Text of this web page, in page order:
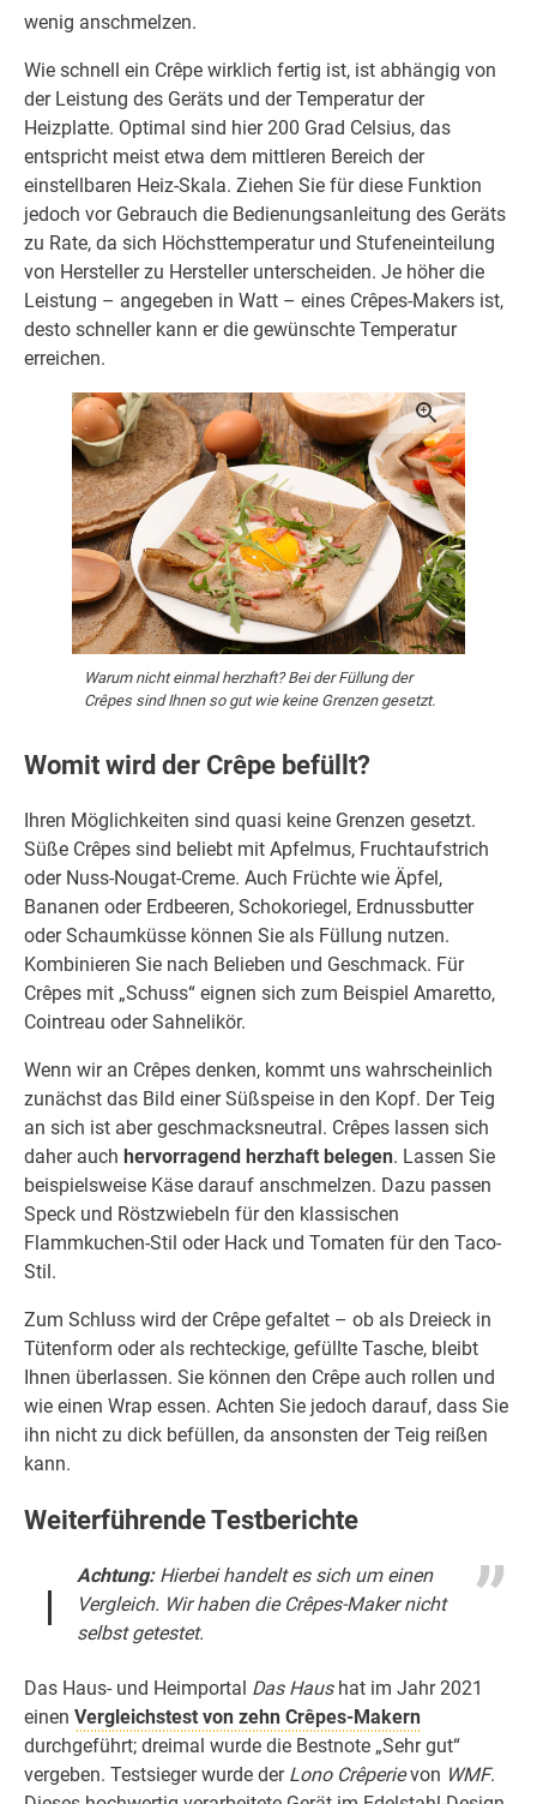
wenig anschmelzen.
Wie schnell ein Crêpe wirklich fertig ist, ist abhängig von
der Leistung des Geräts und der Temperatur der
Heizplatte. Optimal sind hier 200 Grad Celsius, das
entspricht meist etwa dem mittleren Bereich der
einstellbaren Heiz-Skala. Ziehen Sie für diese Funktion
jedoch vor Gebrauch die Bedienungsanleitung des Geräts
zu Rate, da sich Höchsttemperatur und Stufeneinteilung
von Hersteller zu Hersteller unterscheiden. Je höher die
Leistung – angegeben in Watt – eines Crêpes-Makers ist,
desto schneller kann er die gewünschte Temperatur
erreichen.
Warum nicht einmal herzhaft? Bei der Füllung der
Crêpes sind Ihnen so gut wie keine Grenzen gesetzt.
Womit wird der Crêpe befüllt?
Ihren Möglichkeiten sind quasi keine Grenzen gesetzt.
Süße Crêpes sind beliebt mit Apfelmus, Fruchtaufstrich
oder Nuss-Nougat-Creme. Auch Früchte wie Äpfel,
Bananen oder Erdbeeren, Schokoriegel, Erdnussbutter
oder Schaumküsse können Sie als Füllung nutzen.
Kombinieren Sie nach Belieben und Geschmack. Für
Crêpes mit „Schuss“ eignen sich zum Beispiel Amaretto,
Cointreau oder Sahnelikör.
Wenn wir an Crêpes denken, kommt uns wahrscheinlich
zunächst das Bild einer Süßspeise in den Kopf. Der Teig
an sich ist aber geschmacksneutral. Crêpes lassen sich
daher auch hervorragend herzhaft belegen. Lassen Sie
beispielsweise Käse darauf anschmelzen. Dazu passen
Speck und Röstzwiebeln für den klassischen
Flammkuchen-Stil oder Hack und Tomaten für den Taco-
Stil.
Zum Schluss wird der Crêpe gefaltet – ob als Dreieck in
Tütenform oder als rechteckige, gefüllte Tasche, bleibt
Ihnen überlassen. Sie können den Crêpe auch rollen und
wie einen Wrap essen. Achten Sie jedoch darauf, dass Sie
ihn nicht zu dick befüllen, da ansonsten der Teig reißen
kann.
Weiterführende Testberichte
Achtung: Hierbei handelt es sich um einen
Vergleich. Wir haben die Crêpes-Maker nicht
selbst getestet.
Das Haus- und Heimportal Das Haus hat im Jahr 2021
einen Vergleichstest von zehn Crêpes-Makern
durchgeführt; dreimal wurde die Bestnote „Sehr gut“
vergeben. Testsieger wurde der Lono Crêperievon WMF.